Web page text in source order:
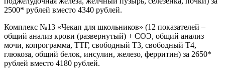
2500* рублей вместо 4340 рублей.
Комплекс №13 «Чекап для школьников» (12 показателей –
общий анализ крови (развернутый) + СОЭ, общий анализ
мочи, копрограмма, ТТГ, свободный Т3, свободный Т4,
глюкоза, общий белок, инсулин, железо, ферритин) за 2650*
рублей вместо 4180 рублей.